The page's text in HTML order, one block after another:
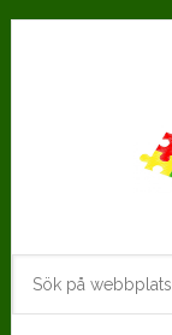
Hoppa
Hoppa